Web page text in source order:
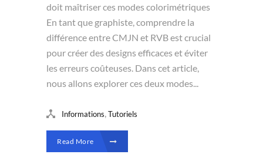
doit maîtriser ces modes colorimétriques
En tant que graphiste, comprendre la
différence entre CMJN et RVB est crucial
pour créer des designs efficaces et éviter
les erreurs coûteuses. Dans cet article,
nous allons explorer ces deux modes...
Informations,Tutoriels
Read More